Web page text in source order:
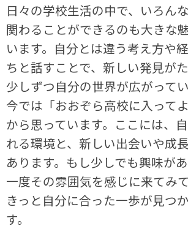
日々の学校生活の中で、いろん
関わることができるのも大きな
います。自分とは違う考え方や
ちと話すことで、新しい発見がた
少しずつ自分の世界が広がってい
今では「おおぞら高校に入って
から思っています。ここには、
れる環境と、新しい出会いや成
あります。もし少しでも興味が
一度その雰囲気を感じに来てみて
きっと自分に合った一歩が見つ
す。